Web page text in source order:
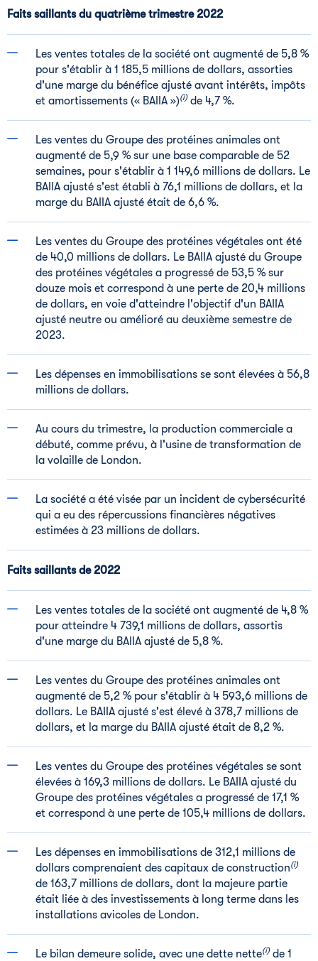
Faits saillants du quatrième trimestre 2022
Les ventes totales de la société ont augmenté de 5,8 %
pour s'établir à 1 185,5 millions de dollars, assorties
d'une marge du bénéfice ajusté avant intérêts, impôts
et amortissements (« BAIIA »)(i)de 4,7 %.
Les ventes du Groupe des protéines animales ont
augmenté de 5,9 % sur une base comparable de 52
semaines, pour s'établir à 1 149,6 millions de dollars. Le
BAIIA ajusté s'est établi à 76,1 millions de dollars, et la
marge du BAIIA ajusté était de 6,6 %.
Les ventes du Groupe des protéines végétales ont été
de 40,0 millions de dollars. Le BAIIA ajusté du Groupe
des protéines végétales a progressé de 53,5 % sur
douze mois et correspond à une perte de 20,4 millions
de dollars, en voie d'atteindre l'objectif d'un BAIIA
ajusté neutre ou amélioré au deuxième semestre de
2023.
Les dépenses en immobilisations se sont élevées à 56,8
millions de dollars.
Au cours du trimestre, la production commerciale a
débuté, comme prévu, à l'usine de transformation de
la volaille de London.
La société a été visée par un incident de cybersécurité
qui a eu des répercussions financières négatives
estimées à 23 millions de dollars.
Faits saillants de 2022
Les ventes totales de la société ont augmenté de 4,8 %
pour atteindre 4 739,1 millions de dollars, assortis
d'une marge du BAIIA ajusté de 5,8 %.
Les ventes du Groupe des protéines animales ont
augmenté de 5,2 % pour s'établir à 4 593,6 millions de
dollars. Le BAIIA ajusté s'est élevé à 378,7 millions de
dollars, et la marge du BAIIA ajusté était de 8,2 %.
Les ventes du Groupe des protéines végétales se sont
élevées à 169,3 millions de dollars. Le BAIIA ajusté du
Groupe des protéines végétales a progressé de 17,1 %
et correspond à une perte de 105,4 millions de dollars.
Les dépenses en immobilisations de 312,1 millions de
dollars comprenaient des capitaux de construction(i)
de 163,7 millions de dollars, dont la majeure partie
était liée à des investissements à long terme dans les
installations avicoles de London.
Le bilan demeure solide, avec une dette nette(i)de 1